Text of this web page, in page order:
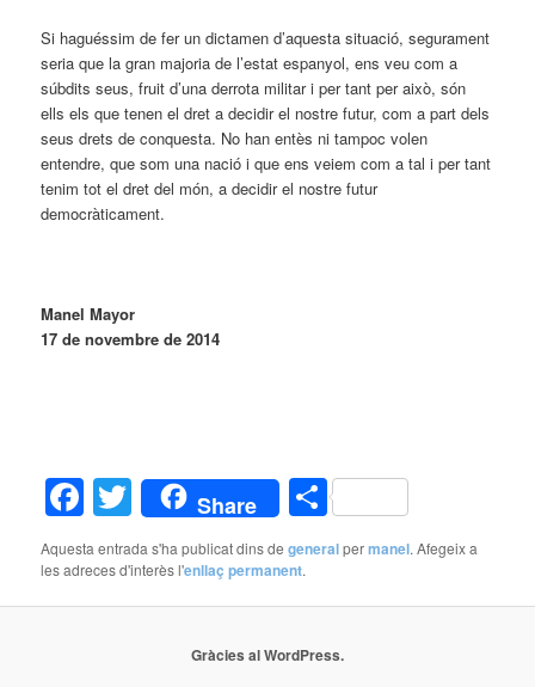
Si haguéssim de fer un dictamen d’aquesta situació, segurament
seria que la gran majoria de l’estat espanyol, ens veu com a
súbdits seus, fruit d’una derrota militar i per tant per això, són
ells els que tenen el dret a decidir el nostre futur, com a part dels
seus drets de conquesta. No han entès ni tampoc volen
entendre, que som una nació i que ens veiem com a tal i per tant
tenim tot el dret del món, a decidir el nostre futur
democràticament.
Manel Mayor
17 de novembre de 2014
Facebook
Twitter
Share Comparteix
Aquesta entrada s'ha publicat dins degeneralpermanel. Afegeix a
les adreces d'interès l'enllaç permanent.
Gràcies al WordPress.